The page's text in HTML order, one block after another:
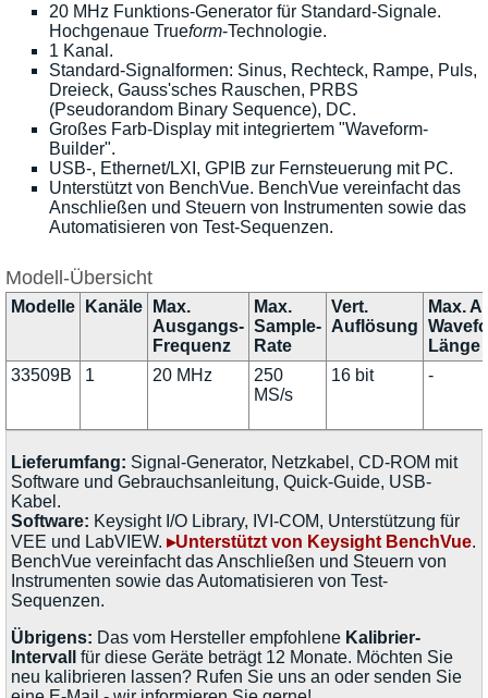
20 MHz Funktions-Generator für Standard-Signale.
Hochgenaue Trueform-Technologie.
1 Kanal.
Standard-Signalformen: Sinus, Rechteck, Rampe, Puls,
Dreieck, Gauss'sches Rauschen, PRBS
(Pseudorandom Binary Sequence), DC.
Großes Farb-Display mit integriertem "Waveform-
Builder".
USB-, Ethernet/LXI, GPIB zur Fernsteuerung mit PC.
Unterstützt von BenchVue. BenchVue vereinfacht das
Anschließen und Steuern von Instrumenten sowie das
Automatisieren von Test-Sequenzen.
Modell-Übersicht
Modelle Kanäle
Max.
Ausgangs-
Frequenz
Max.
Sample-
Rate
Vert.
Auflösung
Max.
Länge
33509B
1 20 MHz
250
MS/s
16 bit -
Lieferumfang: Signal-Generator, Netzkabel, CD-ROM mit
Software und Gebrauchsanleitung, Quick-Guide, USB-
Kabel.
Software: Keysight I/O Library, IVI-COM, Unterstützung für
VEE und LabVIEW. ▸Unterstützt von Keysight BenchVue.
BenchVue vereinfacht das Anschließen und Steuern von
Instrumenten sowie das Automatisieren von Test-
Sequenzen.
Übrigens: Das vom Hersteller empfohlene Kalibrier-
Intervall
für diese Geräte beträgt 12 Monate. Möchten Sie
neu kalibrieren lassen? Rufen Sie uns an oder senden Sie